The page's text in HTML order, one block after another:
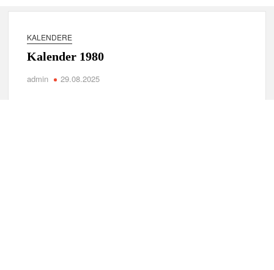
KALENDERE
Kalender 1980
admin 29.08.2025